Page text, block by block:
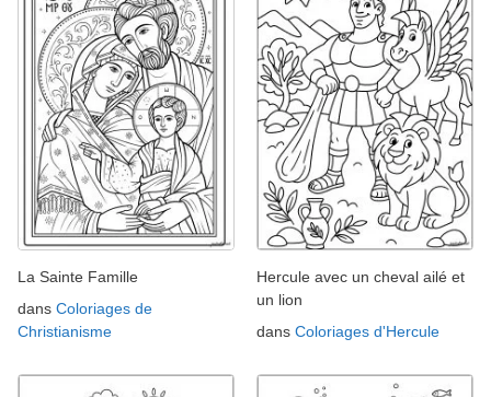
La Sainte Famille
dans Coloriages de
Christianisme
Hercule avec un cheval ailé et
un lion
dans Coloriages d'Hercule